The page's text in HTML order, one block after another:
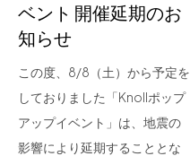
ベント 開催延期のお
知らせ
この度、8/8（土）から予定を
しておりました「Knollポップ
アップイベント」は、地震の
影響により延期することとな